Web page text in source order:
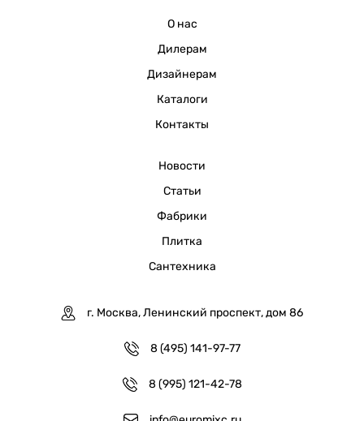
О нас
Дилерам
Дизайнерам
Каталоги
Контакты
Новости
Статьи
Фабрики
Плитка
Сантехника
г. Москва, Ленинский проспект, дом 86
8 (495) 141-97-77
8 (995) 121-42-78